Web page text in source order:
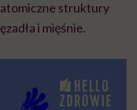
struktury
i mięśnie.